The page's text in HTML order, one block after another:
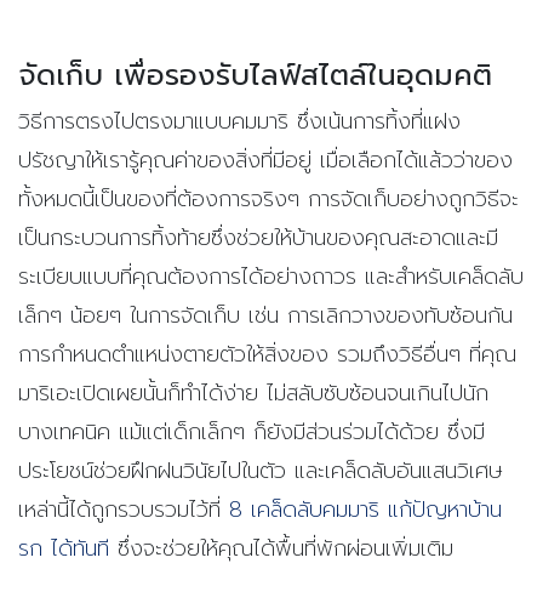
จัดเก็บ เพื่อรองรับไลฟ์สไตล์ในอุดมคติ
วิธีการตรงไปตรงมาแบบคมมาริ ซึ่งเน้นการทิ้งที่แฝง
ปรัชญาให้เรารู้คุณค่าของสิ่งที่มีอยู่ เมื่อเลือกได้แล้วว่าของ
ทั้งหมดนี้เป็นของที่ต้องการจริงๆ การจัดเก็บอย่างถูกวิธีจะ
เป็นกระบวนการทิ้งท้ายซึ่งช่วยให้บ้านของคุณสะอาดและมี
ระเบียบแบบที่คุณต้องการได้อย่างถาวร และสำหรับเคล็ดลับ
เล็กๆ น้อยๆ ในการจัดเก็บ เช่น การเลิกวางของทับซ้อนกัน
การกำหนดตำแหน่งตายตัวให้สิ่งของ รวมถึงวิธีอื่นๆ ที่คุณ
มาริเอะเปิดเผยนั้นก็ทำได้ง่าย ไม่สลับซับซ้อนจนเกินไปนัก
บางเทคนิค แม้แต่เด็กเล็กๆ ก็ยังมีส่วนร่วมได้ด้วย ซึ่งมี
ประโยชน์ช่วยฝึกฝนวินัยไปในตัว และเคล็ดลับอันแสนวิเศษ
เหล่านี้ได้ถูกรวบรวมไว้ที่ 8 เคล็ดลับคมมาริ แก้ปัญหาบ้าน
รก ได้ทันที ซึ่งจะช่วยให้คุณได้พื้นที่พักผ่อนเพิ่มเติม